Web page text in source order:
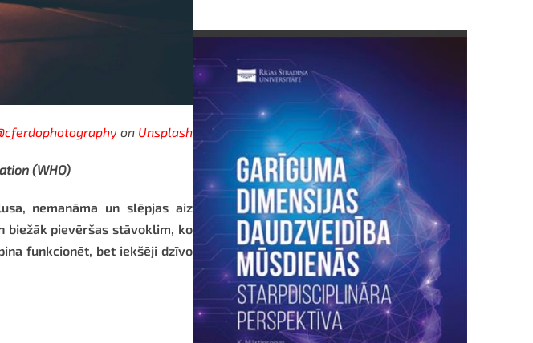
on Unsplash
(WHO)
nemanāma un slēpjas aiz
biežāk pievēršas stāvoklim, ko
funkcionēt, bet iekšēji dzīvo